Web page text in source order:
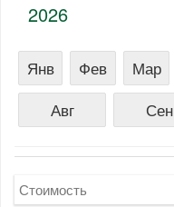
2026
Янв Фев Мар
Авг
Сен
Стоимость